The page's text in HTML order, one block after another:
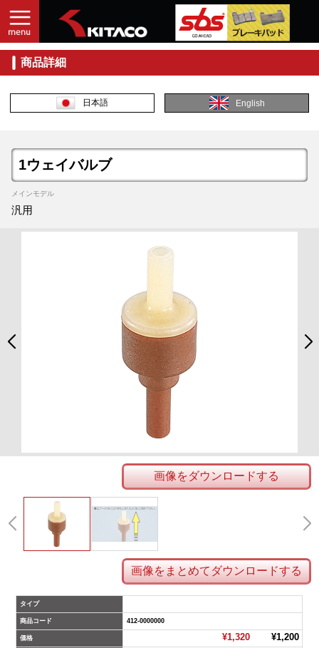
商品詳細
日本語 English
1ウェイバルブ
メインモデル
汎用
画像をダウンロードする
画像をまとめてダウンロードする
タイプ
商品コード 412-0000000
価格 ¥1,320¥1,200